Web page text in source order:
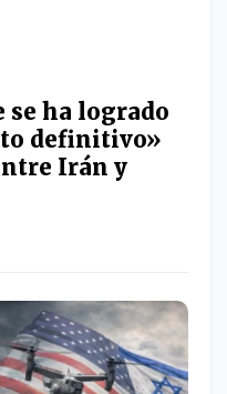
se ha logrado
definitivo»
Irán y